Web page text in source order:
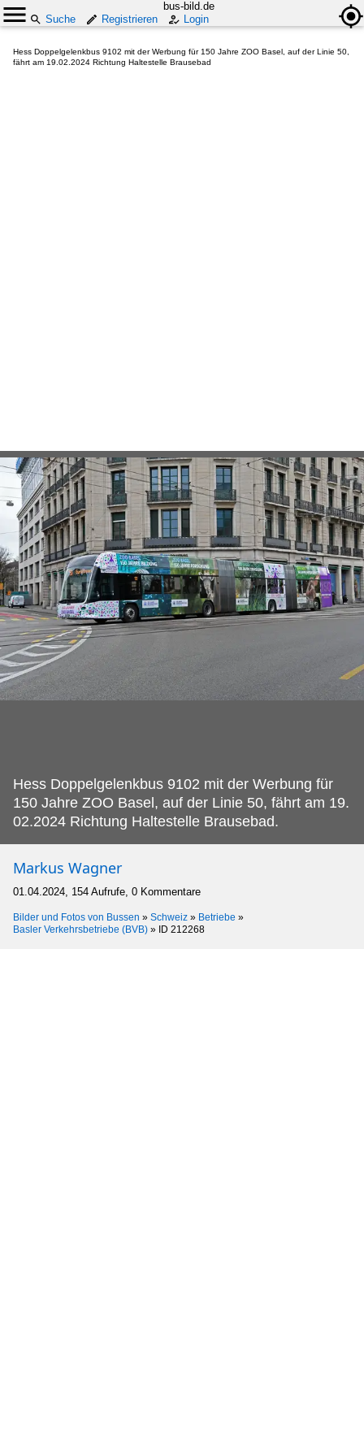
bus-bild.de
Suche
Registrieren Login
Hess Doppelgelenkbus 9102 mit der Werbung für 150 Jahre ZOO Basel, auf der Linie 50,
fährt am 19.02.2024 Richtung Haltestelle Brausebad
Hess Doppelgelenkbus 9102 mit der Werbung für
150 Jahre ZOO Basel, auf der Linie 50, fährt am 19.
02.2024 Richtung Haltestelle Brausebad.
Markus Wagner
01.04.2024, 154 Aufrufe, 0 Kommentare
Bilder und Fotos von Bussen » Schweiz » Betriebe »
Basler Verkehrsbetriebe (BVB) » ID 212268